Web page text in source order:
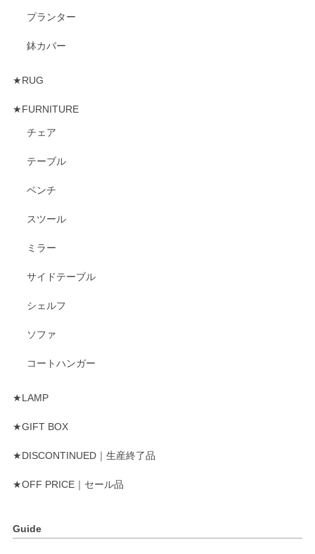
プランター
鉢カバー
★RUG
★FURNITURE
チェア
テーブル
ベンチ
スツール
ミラー
サイドテーブル
シェルフ
ソファ
コートハンガー
★LAMP
★GIFT BOX
★DISCONTINUED｜生産終了品
★OFF PRICE｜セール品
Guide